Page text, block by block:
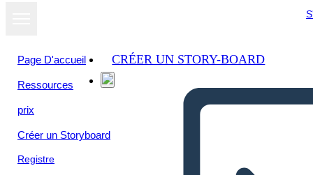
Page D'accueil
Ressources
prix
Créer un Storyboard
Registre
CRÉER UN STORY-BOARD
Afficher sous
forme de